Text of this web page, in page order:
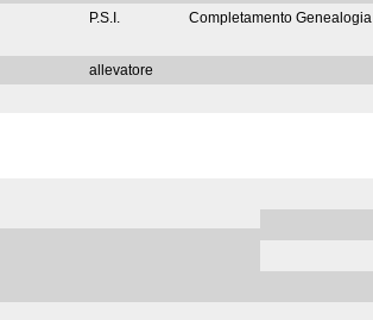
P.S.I. Completamento Genealogia
allevatore